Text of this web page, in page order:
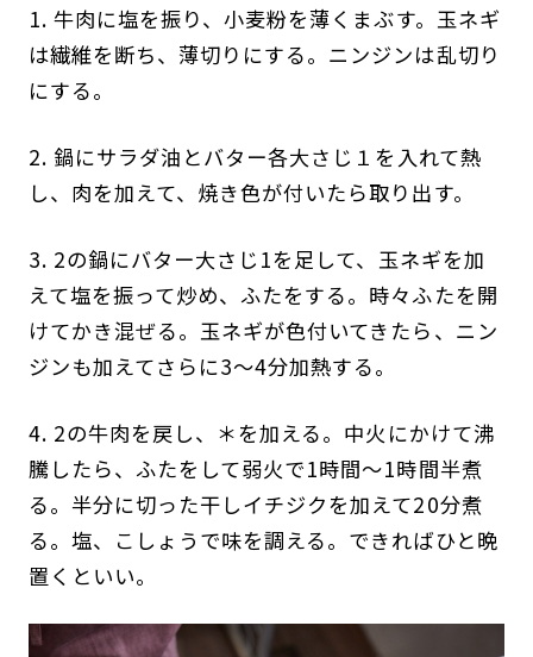
1. 牛肉に塩を振り、小麦粉を薄くまぶす。玉ネギ
は繊維を断ち、薄切りにする。ニンジンは乱切り
にする。
2. 鍋にサラダ油とバター各大さじ１を入れて熱
し、肉を加えて、焼き色が付いたら取り出す。
3. 2の鍋にバター大さじ1を足して、玉ネギを加
えて塩を振って炒め、ふたをする。時々ふたを開
けてかき混ぜる。玉ネギが色付いてきたら、ニン
ジンも加えてさらに3〜4分加熱する。
4. 2の牛肉を戻し、＊を加える。中火にかけて沸
騰したら、ふたをして弱火で1時間〜1時間半煮
る。半分に切った干しイチジクを加えて20分煮
る。塩、こしょうで味を調える。できればひと晩
置くといい。